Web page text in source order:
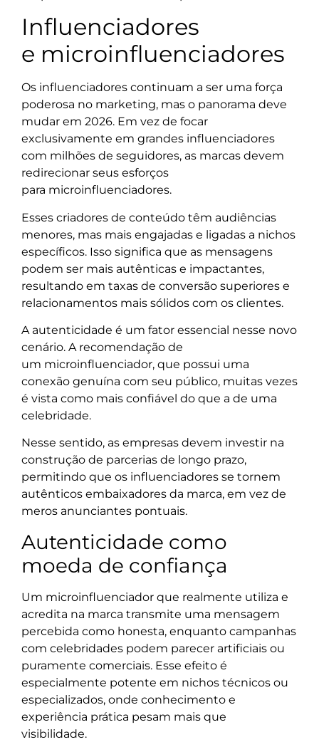
Influenciadores
e microinfluenciadores
Os influenciadores continuam a ser uma força
poderosa no marketing, mas o panorama deve
mudar em 2026. Em vez de focar
exclusivamente em grandes influenciadores
com milhões de seguidores, as marcas devem
redirecionar seus esforços
para microinfluenciadores.
Esses criadores de conteúdo têm audiências
menores, mas mais engajadas e ligadas a nichos
específicos. Isso significa que as mensagens
podem ser mais autênticas e impactantes,
resultando em taxas de conversão superiores e
relacionamentos mais sólidos com os clientes.
A autenticidade é um fator essencial nesse novo
cenário. A recomendação de
um microinfluenciador, que possui uma
conexão genuína com seu público, muitas vezes
é vista como mais confiável do que a de uma
celebridade.
Nesse sentido, as empresas devem investir na
construção de parcerias de longo prazo,
permitindo que os influenciadores se tornem
autênticos embaixadores da marca, em vez de
meros anunciantes pontuais.
Autenticidade como
moeda de confiança
Um microinfluenciador que realmente utiliza e
acredita na marca transmite uma mensagem
percebida como honesta, enquanto campanhas
com celebridades podem parecer artificiais ou
puramente comerciais. Esse efeito é
especialmente potente em nichos técnicos ou
especializados, onde conhecimento e
experiência prática pesam mais que
visibilidade.